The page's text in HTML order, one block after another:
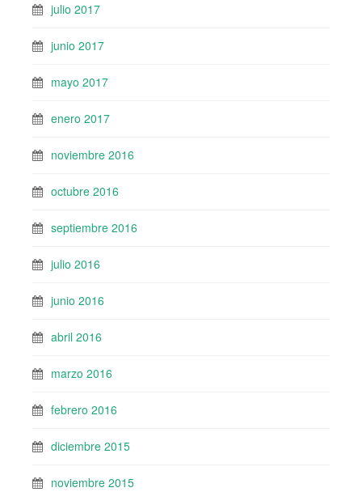
julio 2017
junio 2017
mayo 2017
enero 2017
noviembre 2016
octubre 2016
septiembre 2016
julio 2016
junio 2016
abril 2016
marzo 2016
febrero 2016
diciembre 2015
noviembre 2015